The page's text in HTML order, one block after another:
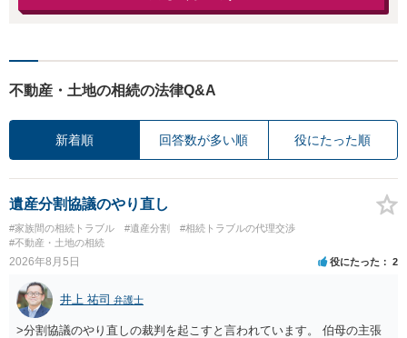
不動産・土地の相続の法律Q&A
新着順 回答数が多い順 役にたった順
遺産分割協議のやり直し
#家族間の相続トラブル #遺産分割
#相続トラブルの代理交渉
#不動産・土地の相続
2026年8月5日 役にたった 2
井上 祐司 弁護士
>分割協議のやり直しの裁判を起こすと言われています。 伯母の主張